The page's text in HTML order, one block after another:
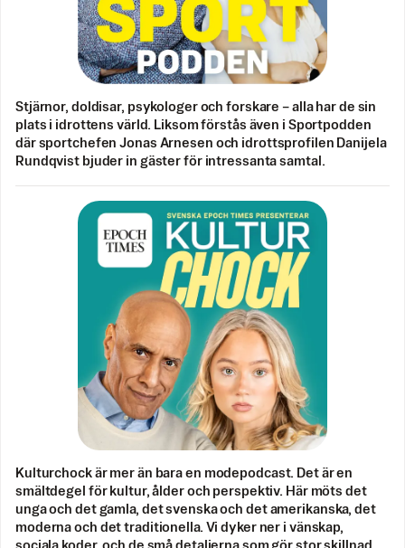
Stjärnor, doldisar, psykologer och forskare – alla har de sin
plats i idrottens värld. Liksom förstås även i Sportpodden
där sportchefen Jonas Arnesen och idrottsprofilen Danijela
Rundqvist bjuder in gäster för intressanta samtal.
Kulturchock är mer än bara en modepodcast. Det är en
smältdegel för kultur, ålder och perspektiv. Här möts det
unga och det gamla, det svenska och det amerikanska, det
moderna och det traditionella. Vi dyker ner i vänskap,